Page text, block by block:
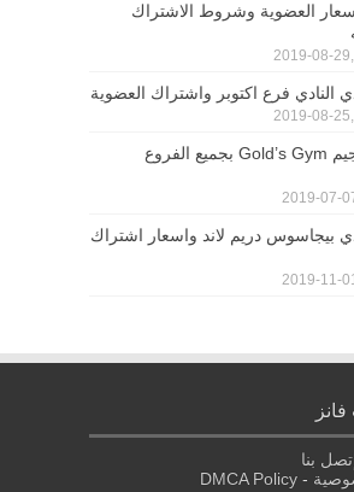
العضوية وشروط الاشتراك
النادي فرع اكتوبر واشتراك العضوية
اسعار جولدز جيم Gold’s Gym بجميع الفروع
بيجاسوس دريم لاند واسعار اشتراك
بنا
-
DMCA Policy